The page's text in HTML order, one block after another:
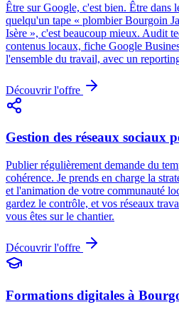
Être sur Google, c'est bien. Être dans
quelqu'un tape « plombier Bourgoin
Isère », c'est beaucoup mieux. Audit
contenus locaux, fiche Google
l'ensemble du travail, avec un
Découvrir l'offre
Gestion des réseaux sociaux
Publier régulièrement demande du
cohérence. Je prends en charge la
et l'animation de votre communauté
gardez le contrôle, et vos réseaux
vous êtes sur le chantier.
Découvrir l'offre
Formations digitales à